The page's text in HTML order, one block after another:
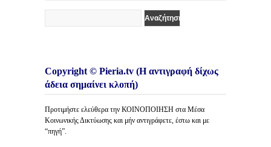
Copyright © Pieria.tv (Η αντιγραφή δίχως
άδεια σημαίνει κλοπή)
Προτιμήστε ελεύθερα την ΚΟΙΝΟΠΟΙΗΣΗ στα Μέσα
Κοινωνικής Δικτύωσης και μήν αντιγράφετε, έστω και με
“πηγή”.